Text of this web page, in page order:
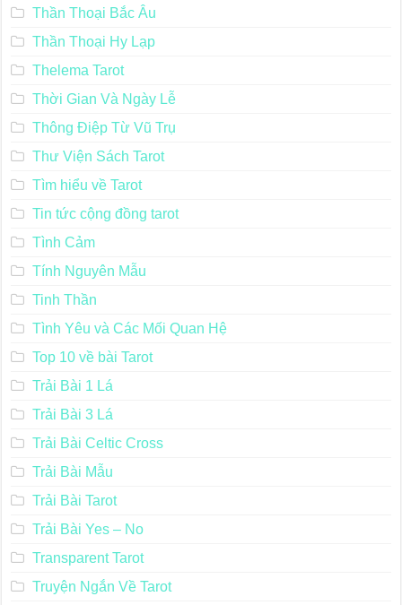
Thần Thoại Bắc Âu
Thần Thoại Hy Lạp
Thelema Tarot
Thời Gian Và Ngày Lễ
Thông Điệp Từ Vũ Trụ
Thư Viện Sách Tarot
Tìm hiểu về Tarot
Tin tức cộng đồng tarot
Tình Cảm
Tính Nguyên Mẫu
Tinh Thần
Tình Yêu và Các Mối Quan Hệ
Top 10 về bài Tarot
Trải Bài 1 Lá
Trải Bài 3 Lá
Trải Bài Celtic Cross
Trải Bài Mẫu
Trải Bài Tarot
Trải Bài Yes – No
Transparent Tarot
Truyện Ngắn Về Tarot